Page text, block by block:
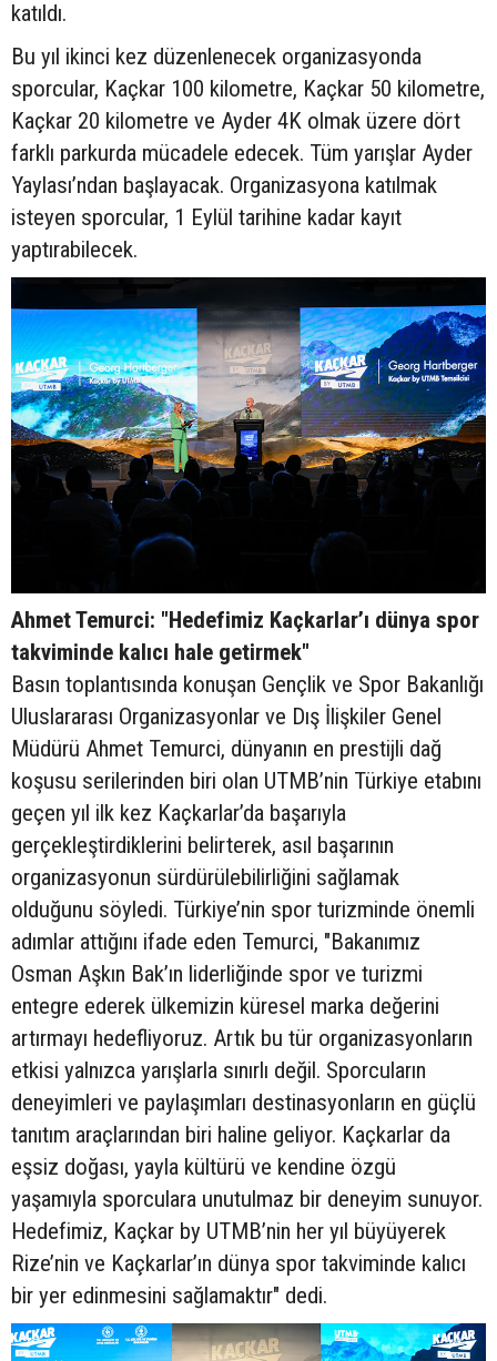
katıldı.
Bu yıl ikinci kez düzenlenecek organizasyonda
sporcular, Kaçkar 100 kilometre, Kaçkar 50 kilometre,
Kaçkar 20 kilometre ve Ayder 4K olmak üzere dört
farklı parkurda mücadele edecek. Tüm yarışlar Ayder
Yaylası’ndan başlayacak. Organizasyona katılmak
isteyen sporcular, 1 Eylül tarihine kadar kayıt
yaptırabilecek.
Ahmet Temurci: "Hedefimiz Kaçkarlar’ı dünya spor
takviminde kalıcı hale getirmek"
Basın toplantısında konuşan Gençlik ve Spor Bakanlığı
Uluslararası Organizasyonlar ve Dış İlişkiler Genel
Müdürü Ahmet Temurci, dünyanın en prestijli dağ
koşusu serilerinden biri olan UTMB’nin Türkiye etabını
geçen yıl ilk kez Kaçkarlar’da başarıyla
gerçekleştirdiklerini belirterek, asıl başarının
organizasyonun sürdürülebilirliğini sağlamak
olduğunu söyledi. Türkiye’nin spor turizminde önemli
adımlar attığını ifade eden Temurci, "Bakanımız
Osman Aşkın Bak’ın liderliğinde spor ve turizmi
entegre ederek ülkemizin küresel marka değerini
artırmayı hedefliyoruz. Artık bu tür organizasyonların
etkisi yalnızca yarışlarla sınırlı değil. Sporcuların
deneyimleri ve paylaşımları destinasyonların en güçlü
tanıtım araçlarından biri haline geliyor. Kaçkarlar da
eşsiz doğası, yayla kültürü ve kendine özgü
yaşamıyla sporculara unutulmaz bir deneyim sunuyor.
Hedefimiz, Kaçkar by UTMB’nin her yıl büyüyerek
Rize’nin ve Kaçkarlar’ın dünya spor takviminde kalıcı
bir yer edinmesini sağlamaktır" dedi.